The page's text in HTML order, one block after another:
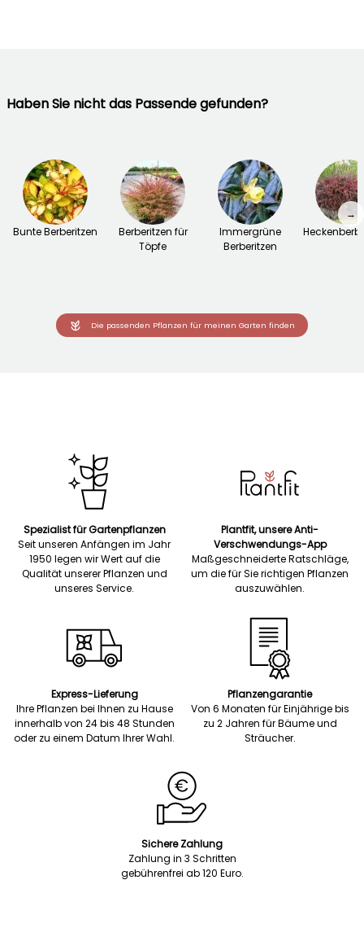
Haben Sie nicht das Passende gefunden?
Bunte Berberitzen
Berberitzen für
Töpfe
Immergrüne
Berberitzen
→
Die passenden Pflanzen für meinen Garten finden
Spezialist für Gartenpflanzen
Seit unseren Anfängen im Jahr
1950 legen wir Wert auf die
Qualität unserer Pflanzen und
unseres Service.
Plantfit, unsere Anti-
Verschwendungs-App
Maßgeschneiderte Ratschläge,
um die für Sie richtigen Pflanzen
auszuwählen.
Express-Lieferung
Ihre Pflanzen bei Ihnen zu Hause
innerhalb von 24 bis 48 Stunden
oder zu einem Datum Ihrer Wahl.
Pflanzengarantie
Von 6 Monaten für Einjährige bis
zu 2 Jahren für Bäume und
Sträucher.
Sichere Zahlung
Zahlung in 3 Schritten
gebührenfrei ab 120 Euro.